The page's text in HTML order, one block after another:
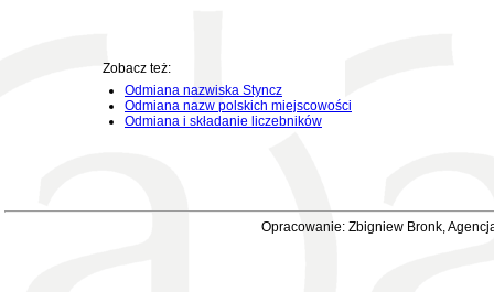
Zobacz też:
Odmiana nazwiska Styncz
Odmiana nazw polskich miejscowości
Odmiana i składanie liczebników
Opracowanie: Zbigniew Bronk,